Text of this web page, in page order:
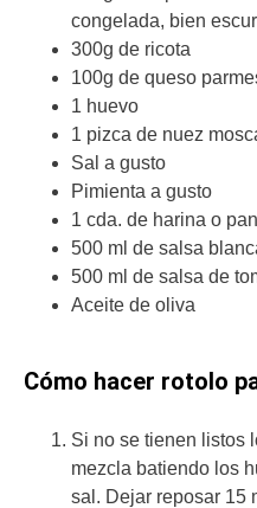
congelada, bien
300g de ricota
100g de queso
1 huevo
1 pizca de nuez
Sal a gusto
Pimienta a gusto
1 cda. de harina o
500 ml de salsa
500 ml de salsa de
Aceite de oliva
Cómo hacer rotolo
Si no se tienen listos
mezcla batiendo los
sal. Dejar reposar 15